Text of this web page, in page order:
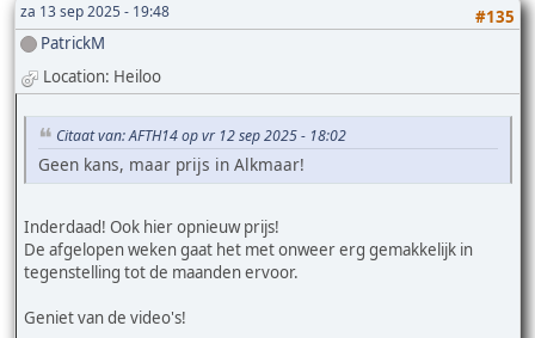
za 13 sep 2025 - 19:48
#135
PatrickM
Location: Heiloo
Citaat van: AFTH14 op vr 12 sep 2025 - 18:02
Geen kans, maar prijs in Alkmaar!
Inderdaad! Ook hier opnieuw prijs!
De afgelopen weken gaat het met onweer erg gemakkelijk in
tegenstelling tot de maanden ervoor.
Geniet van de video's!